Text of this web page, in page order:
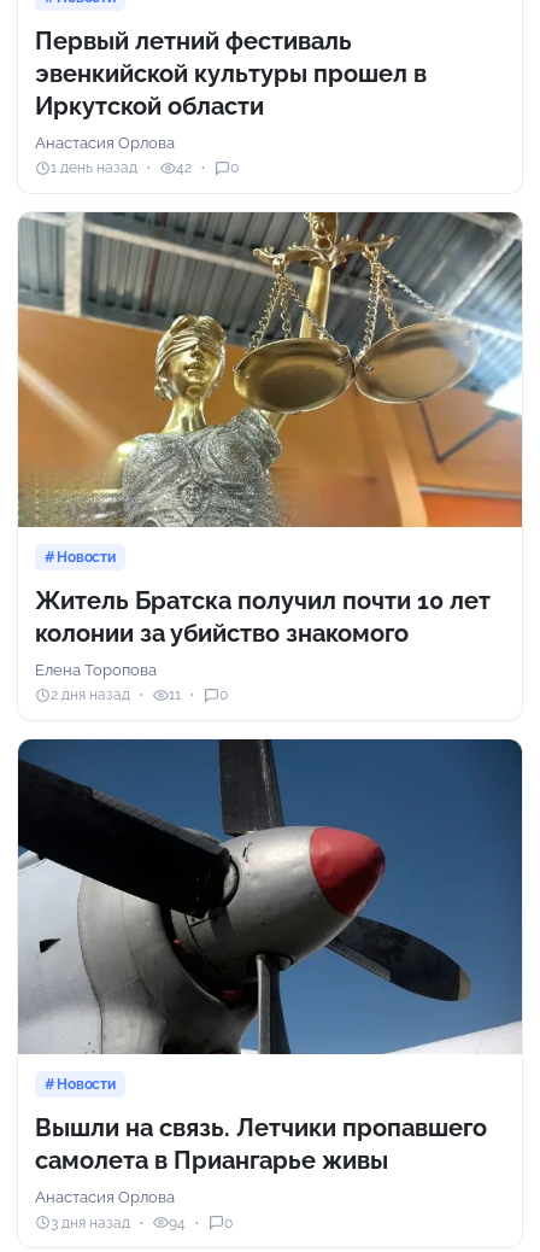
Первый летний фестиваль
эвенкийской культуры прошел в
Иркутской области
Анастасия Орлова
1 день назад 42 0
Новости
Житель Братска получил почти 10 лет
колонии за убийство знакомого
Елена Торопова
2 дня назад 11 0
Новости
Вышли на связь. Летчики пропавшего
самолета в Приангарье живы
Анастасия Орлова
3 дня назад 94 0